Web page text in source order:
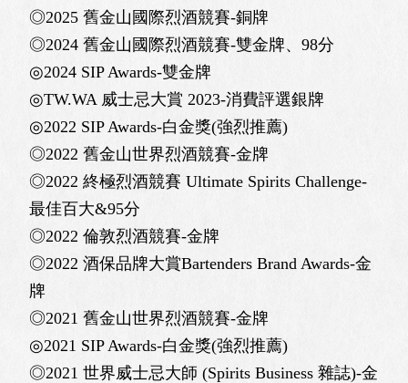
◎2025 舊金山國際烈酒競賽-銅牌
◎2024 舊金山國際烈酒競賽-雙金牌、98分
◎2024 SIP Awards-雙金牌
◎TW.WA 威士忌大賞 2023-消費評選銀牌
◎2022 SIP Awards-白金獎(強烈推薦)
◎2022 舊金山世界烈酒競賽-金牌
◎2022 終極烈酒競賽 Ultimate Spirits Challenge-
最佳百大&95分
◎2022 倫敦烈酒競賽-金牌
◎2022 酒保品牌大賞Bartenders Brand Awards-金
牌
◎2021 舊金山世界烈酒競賽-金牌
◎2021 SIP Awards-白金獎(強烈推薦)
◎2021 世界威士忌大師 (Spirits Business 雜誌)-金